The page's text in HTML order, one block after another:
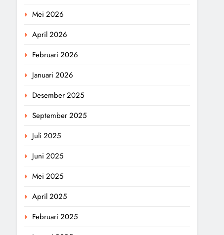
Mei 2026
April 2026
Februari 2026
Januari 2026
Desember 2025
September 2025
Juli 2025
Juni 2025
Mei 2025
April 2025
Februari 2025